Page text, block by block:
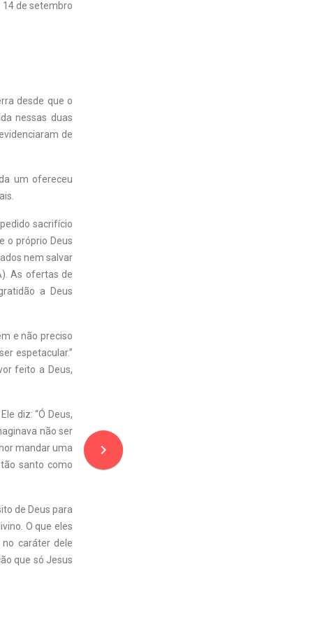
14 de setembro
desde que o
nessas duas
de
um ofereceu
sacrifício
o próprio Deus
nem salvar
As ofertas de
a Deus
e não preciso
espetacular.”
feito a Deus,
diz: “Ó Deus,
não ser
mandar uma
santo como
de Deus para
O que eles
caráter dele
que só Jesus
navigate_next